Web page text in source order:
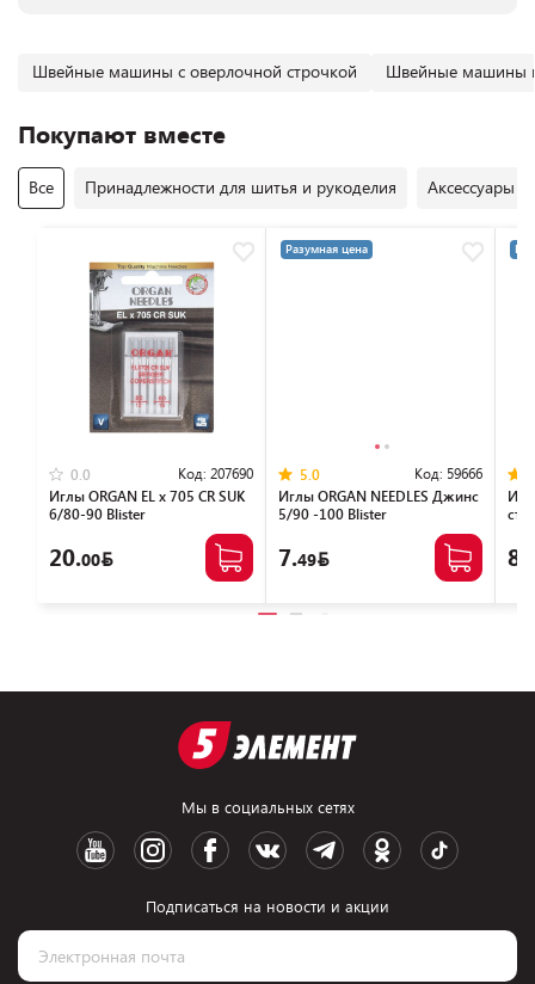
Швейные машины с оверлочной строчкой Швейные машины
Покупают вместе
Все Принадлежности для шитья и рукоделия Аксессуары
0.0 Код: 207690
Иглы ORGAN EL x 705 CR SUK
6/80-90 Blister
20.00
Разумная цена
5.0 Код: 59666
Иглы ORGAN NEEDLES Джинс
5/90 -100 Blister
7.49 8.
Мы в социальных сетях
Подписаться на новости и акции